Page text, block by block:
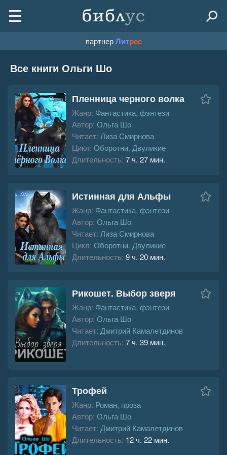
партнерЛитрес
Все книги Ольги Шо
Пленница черного волка
Жанр: Фантастика, фэнтези
Автор: Ольга Шо
Читает: Лиза Смирнова
Цикл: Оборотни. Двуликие
Длительность: 7 ч. 27 мин.
Истинная для Альфы
Жанр: Фантастика, фэнтези
Автор: Ольга Шо
Читает: Лиза Смирнова
Цикл: Оборотни. Двуликие
Длительность: 9 ч. 20 мин.
Рикошет. Выбор зверя
Жанр: Фантастика, фэнтези
Автор: Ольга Шо
Читает: Дмитрий Камалетдинов
Длительность: 7 ч. 39 мин.
Трофей
Жанр: Роман, проза
Автор: Ольга Шо
Читает: Дмитрий Камалетдинов
Длительность: 12 ч. 22 мин.